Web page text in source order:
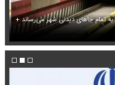
تمام جاهای دیدنی شهر می‌رساند +